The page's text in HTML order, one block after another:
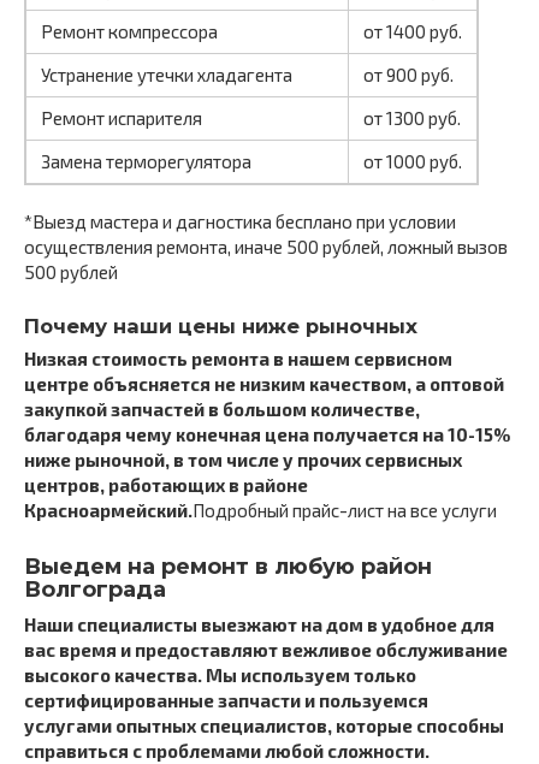
Ремонт компрессора
от 1400 руб.
Устранение утечки хладагента
от 900 руб.
Ремонт испарителя
от 1300 руб.
Замена терморегулятора
от 1000 руб.
*Выезд мастера и дагностика бесплано при условии
осуществления ремонта, иначе 500 рублей, ложный вызов
500 рублей
Почему наши цены ниже рыночных
Низкая стоимость ремонта в нашем сервисном
центре объясняется не низким качеством, а оптовой
закупкой запчастей в большом количестве,
благодаря чему конечная цена получается на 10-15%
ниже рыночной, в том числе у прочих сервисных
центров, работающих в районе
Красноармейский.Подробный прайс-лист на все услуги
Выедем на ремонт в любую район
Волгограда
Наши специалисты выезжают на дом в удобное для
вас время и предоставляют вежливое обслуживание
высокого качества. Мы используем только
сертифицированные запчасти и пользуемся
услугами опытных специалистов, которые способны
справиться с проблемами любой сложности.